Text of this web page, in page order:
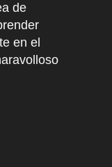
de
en el